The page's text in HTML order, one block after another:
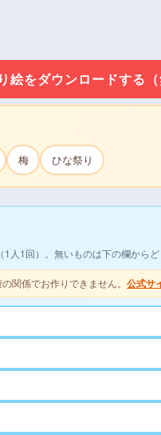
絵をダウンロードする（
梅 ひな祭り
人1回）。無いものは下の欄からど
関係でお作りできません。 公式サ